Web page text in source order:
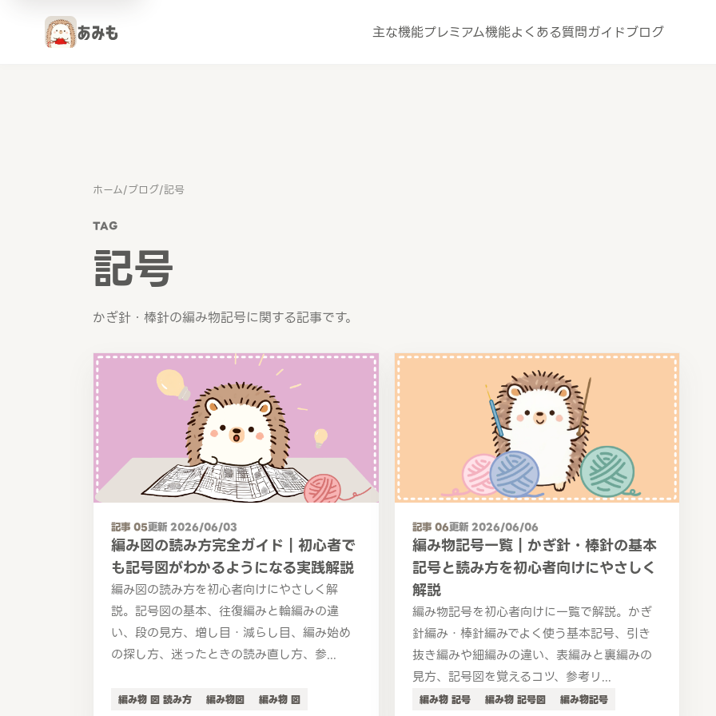
主な機能プレミアム機能よくある質問ガイドブログ
ホーム/ブログ/記号
TAG
記号
かぎ針・棒針の編み物記号に関する記事です。
記事 05更新 2026/06/03
編み図の読み方完全ガイド｜初心者で
も記号図がわかるようになる実践解説
編み図の読み方を初心者向けにやさしく解
説。記号図の基本、往復編みと輪編みの違
い、段の見方、増し目・減らし目、編み始め
の探し方、迷ったときの読み直し方、参...
編み物 図 読み方 編み物図 編み物 図
記事 06更新 2026/06/06
編み物記号一覧｜かぎ針・棒針の基本
記号と読み方を初心者向けにやさしく
解説
編み物記号を初心者向けに一覧で解説。かぎ
針編み・棒針編みでよく使う基本記号、引き
抜き編みや細編みの違い、表編みと裏編みの
見方、記号図を覚えるコツ、参考リ...
編み物 記号 編み物 記号図 編み物記号